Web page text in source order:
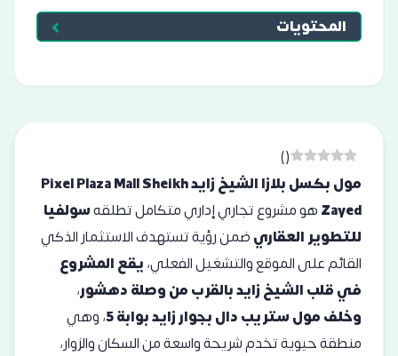
المحتويات
(
)
مول بكسل بلازا الشيخ زايد Pixel Plaza Mall Sheikh
Zayedهو مشروع تجاري إداري متكامل تطلقهسولفيا
للتطوير العقاريضمن رؤية تستهدف الاستثمار الذكي
القائم على الموقع والتشغيل الفعلي،يقع المشروع
في قلب الشيخ زايد بالقرب من وصلة دهشور،
وخلف مول ستريب دال بجوار زايد بوابة 5 ، وهي
منطقة حيوية تخدم شريحة واسعة من السكان والزوار،